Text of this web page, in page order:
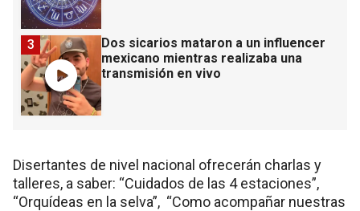
Dos sicarios mataron a un influencer
mexicano mientras realizaba una
transmisión en vivo
3
Disertantes de nivel nacional ofrecerán charlas y
talleres, a saber: “Cuidados de las 4 estaciones”,
“Orquídeas en la selva”, “Como acompañar nuestras